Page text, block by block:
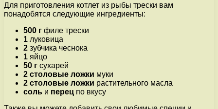
Для приготовления котлет из рыбы трески вам
понадобятся следующие ингредиенты:
500 г филе трески
1 луковица
2 зубчика чеснока
1 яйцо
50 г сухарей
2 столовые ложки муки
2 столовые ложки растительного масла
соль и перец по вкусу